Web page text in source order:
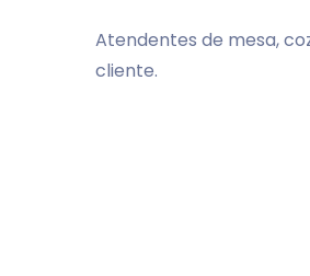
Atendentes de mesa,
cliente.